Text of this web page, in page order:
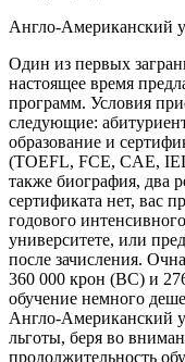
Англо-Американский
Один из первых
настоящее время
программ. Условия
следующие:
образование и
(TOEFL, FCE, CAE,
также биография, два
сертификата нет, вас
годового
университете, или
после зачисления.
360 000 крон (BC) и
обучение немного
Англо-Американский
льготы, беря во
продолжительность